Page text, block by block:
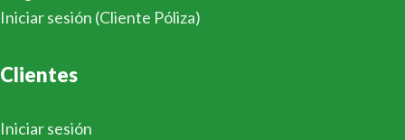
Iniciar sesión (Cliente Póliza)
Clientes
Iniciar sesión